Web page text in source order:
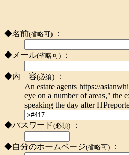
◆名前(省略可) ：
◆メール(省略可) ：
◆内 容(必須) ：
An estate agents https://
eye on a number of areas," the
speaking the day after
◆パスワード(必須) ：
◆自分のホームページ(省略可) ：